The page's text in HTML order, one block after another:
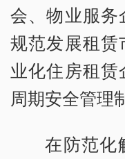
会、物业服务
规范发展租
业化住房租
周期安全管理
在防范化